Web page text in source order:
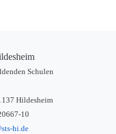
Schulen
Hildesheim
10
hi.de